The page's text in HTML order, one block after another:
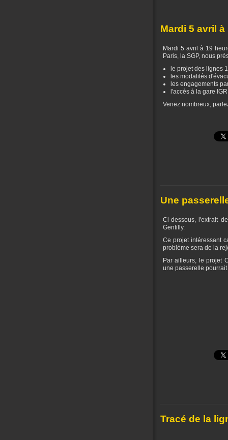
Mardi 5 avril
Mardi 5 avril à 19
Paris, la SGP, nous
le projet des lignes
les modalités
les engagements
l'accès à la gare
Venez nombreux,
Une
Ci-dessous, l'extrait
Gentilly.
Ce projet intéressant
problème sera de la
Par ailleurs, le projet
une passerelle
Tracé de la